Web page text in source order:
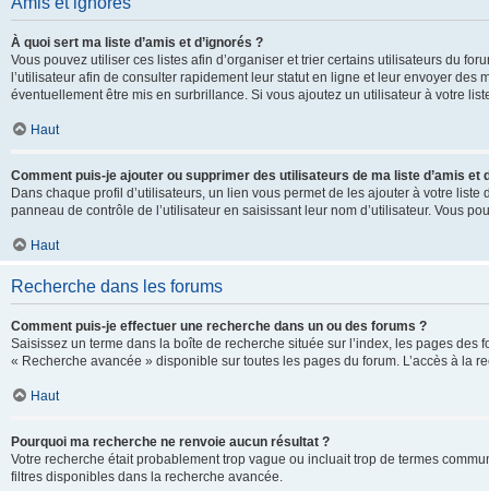
À quoi sert ma liste d’amis et d’ignorés ?
Vous pouvez utiliser ces listes afin d’organiser et trier certains utilisateurs du
l’utilisateur afin de consulter rapidement leur statut en ligne et leur envoyer
éventuellement être mis en surbrillance. Si vous ajoutez un utilisateur à votre
Haut
Comment puis-je ajouter ou supprimer des utilisateurs de ma liste d’amis et
Dans chaque profil d’utilisateurs, un lien vous permet de les ajouter à votre
panneau de contrôle de l’utilisateur en saisissant leur nom d’utilisateur. Vous
Haut
Recherche dans les forums
Comment puis-je effectuer une recherche dans un ou des forums ?
Saisissez un terme dans la boîte de recherche située sur l’index, les pages
« Recherche avancée » disponible sur toutes les pages du forum. L’accès à la
Haut
Pourquoi ma recherche ne renvoie aucun résultat ?
Votre recherche était probablement trop vague ou incluait trop de termes
filtres disponibles dans la recherche avancée.